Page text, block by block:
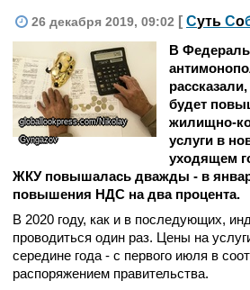
26 декабря 2019, 09:02 [ Суть Со
globallookpress.com/Nikolay
Gyngazov
В
будет
жилищно-
услуги в
уходящем
ЖКУ повышалась дважды - в
повышения НДС на два процента.
В 2020 году, как и в последующих,
проводиться один раз. Цены на
середине года - с первого июля в
распоряжением правительства.